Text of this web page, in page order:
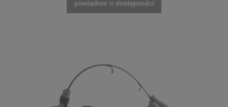
powiadom o dostępności